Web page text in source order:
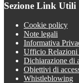
Sezione Link Utili
Cookie policy
Note legali
Informativa
Ufficio
Dichiarazione di
Obiettivi di
Whistleblowing